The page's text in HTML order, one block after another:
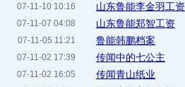
07-11-10 10:16
07-11-07 04:08
07-11-05 11:21
07-11-02 17:39
07-11-02 16:05
山东鲁能李金羽工资
山东鲁能郑智工资
鲁能韩鹏档案
传闻中的七公主
传闻青山纸业